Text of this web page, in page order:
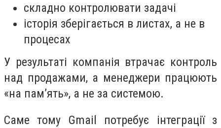
складно контролювати задачі
історія зберігається в листах, а не в
процесах
У результаті компанія втрачає контроль
над продажами, а менеджери працюють
«на пам’ять», а не за системою.
Саме тому Gmail потребує інтеграції з